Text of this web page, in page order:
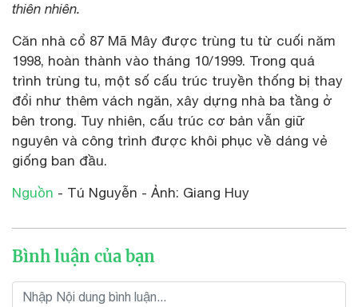
thiên nhiên.
Căn nhà cổ 87 Mã Mây được trùng tu từ cuối năm
1998, hoàn thành vào tháng 10/1999. Trong quá
trình trùng tu, một số cấu trúc truyền thống bị thay
đổi như thêm vách ngăn, xây dựng nhà ba tầng ở
bên trong. Tuy nhiên, cấu trúc cơ bản vẫn giữ
nguyên và công trình được khôi phục về dáng vẻ
giống ban đầu.
Nguồn - Tú Nguyễn - Ảnh: Giang Huy
Bình luận của bạn